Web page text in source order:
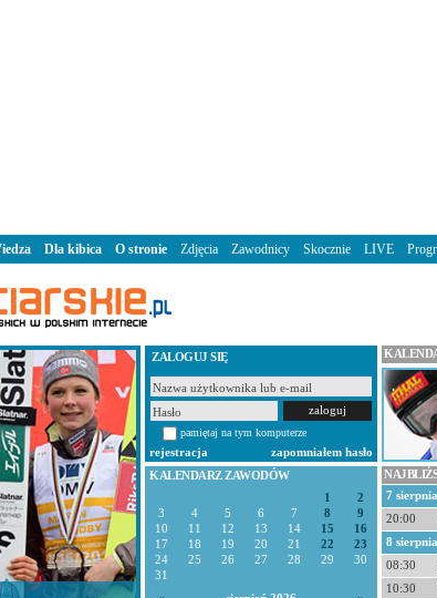
ZALOGUJ SIĘ
pamiętaj na tym komputerze
rejestracja
zapomniałem hasło
KALENDARZ ZAWODÓW
1
2
3
4 5 6 7 8
9
10
11 12 13 14 15
16
17
18 19 20 21 22
23
24
25 26 27 28 29
30
31
7
20:00
8
08:30
10:30
Dla kibica O stronie Zdjęcia Zawodnicy Skocznie LIVE